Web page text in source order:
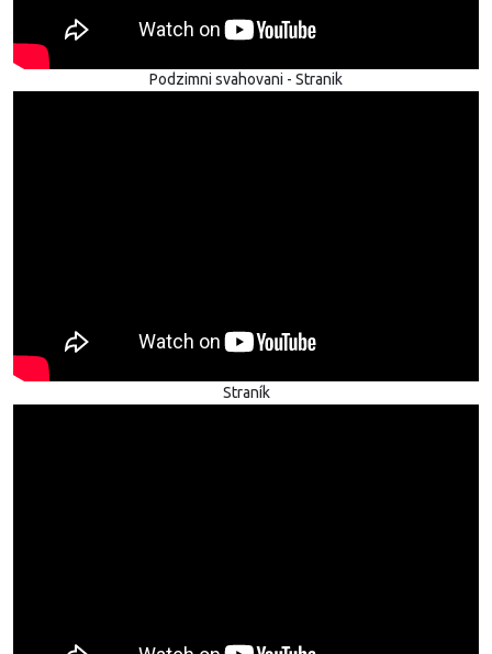
Podzimni svahovani - Stranik
Straník